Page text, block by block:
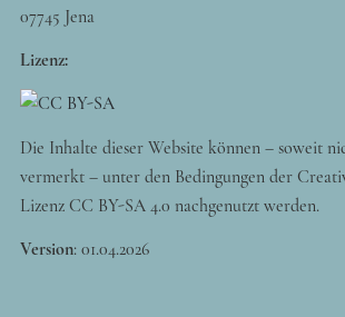
07745 Jena
Lizenz:
Die Inhalte dieser Website können – soweit
vermerkt – unter den Bedingungen der
Lizenz CC BY-SA 4.0 nachgenutzt werden.
Version: 01.04.2026